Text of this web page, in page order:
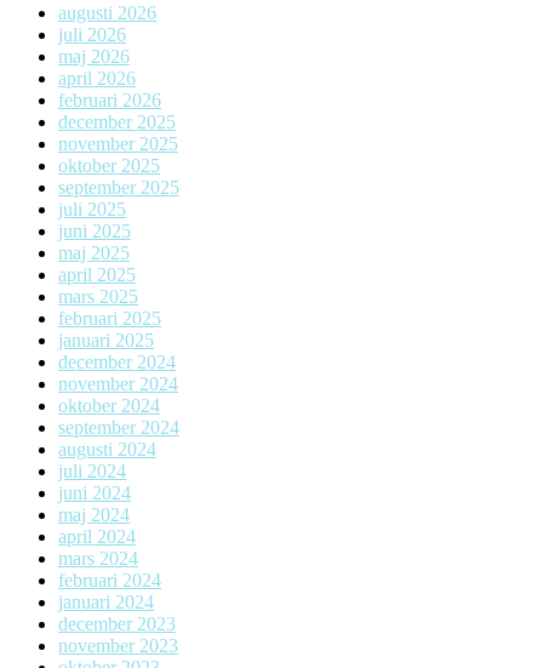
augusti 2026
juli 2026
maj 2026
april 2026
februari 2026
december 2025
november 2025
oktober 2025
september 2025
juli 2025
juni 2025
maj 2025
april 2025
mars 2025
februari 2025
januari 2025
december 2024
november 2024
oktober 2024
september 2024
augusti 2024
juli 2024
juni 2024
maj 2024
april 2024
mars 2024
februari 2024
januari 2024
december 2023
november 2023